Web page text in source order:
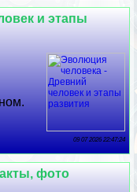
и этапы
09 07 2026 22:47:24
фото